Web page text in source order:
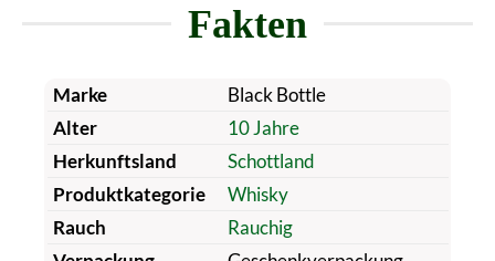
Fakten
Marke
Black Bottle
Alter
10 Jahre
Herkunftsland
Schottland
Produktkategorie
Whisky
Rauch
Rauchig